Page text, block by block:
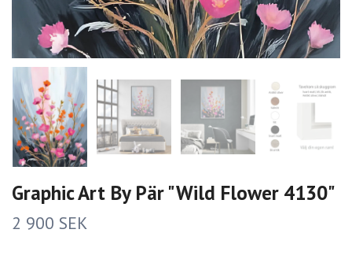
Graphic Art By Pär "Wild Flower 4130"
2 900 SEK